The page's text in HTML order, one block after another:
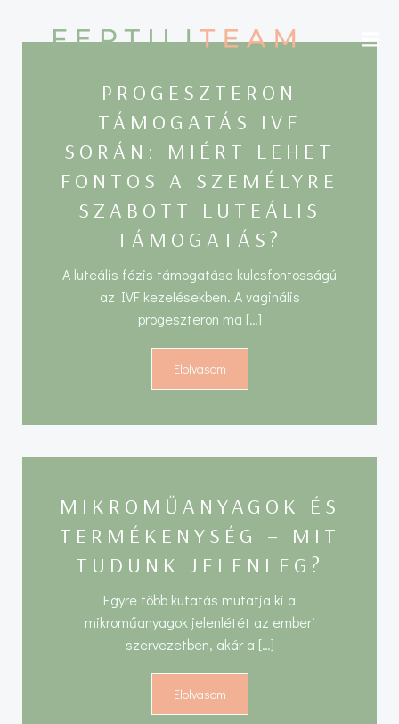
to
content
PROGESZTERON
TÁMOGATÁS IVF
SORÁN: MIÉRT LEHET
FONTOS A SZEMÉLYRE
SZABOTT LUTEÁLIS
TÁMOGATÁS?
A luteális fázis támogatása kulcsfontosságú
az IVF kezelésekben. A vaginális
progeszteron ma […]
Elolvasom
MIKROMŰANYAGOK ÉS
TERMÉKENYSÉG – MIT
TUDUNK JELENLEG?
Egyre több kutatás mutatja ki a
mikroműanyagok jelenlétét az emberi
szervezetben, akár a […]
Elolvasom